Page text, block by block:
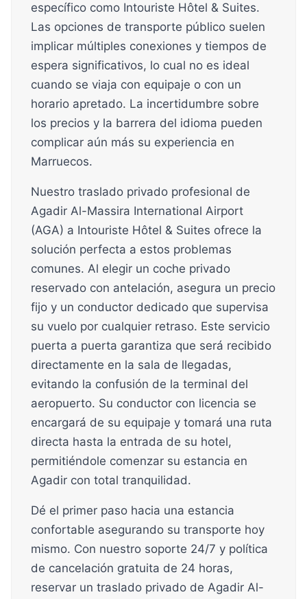
específico como Intouriste Hôtel & Suites.
Las opciones de transporte público suelen
implicar múltiples conexiones y tiempos de
espera significativos, lo cual no es ideal
cuando se viaja con equipaje o con un
horario apretado. La incertidumbre sobre
los precios y la barrera del idioma pueden
complicar aún más su experiencia en
Marruecos.
Nuestro traslado privado profesional de
Agadir Al-Massira International Airport
(AGA) a Intouriste Hôtel & Suites ofrece la
solución perfecta a estos problemas
comunes. Al elegir un coche privado
reservado con antelación, asegura un precio
fijo y un conductor dedicado que supervisa
su vuelo por cualquier retraso. Este servicio
puerta a puerta garantiza que será recibido
directamente en la sala de llegadas,
evitando la confusión de la terminal del
aeropuerto. Su conductor con licencia se
encargará de su equipaje y tomará una ruta
directa hasta la entrada de su hotel,
permitiéndole comenzar su estancia en
Agadir con total tranquilidad.
Dé el primer paso hacia una estancia
confortable asegurando su transporte hoy
mismo. Con nuestro soporte 24/7 y política
de cancelación gratuita de 24 horas,
reservar un traslado privado de Agadir Al-